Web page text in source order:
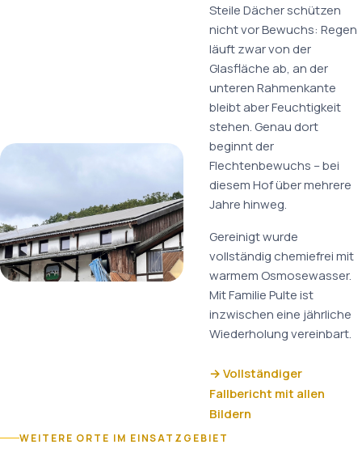
Steile Dächer schützen
nicht vor Bewuchs: Regen
läuft zwar von der
Glasfläche ab, an der
unteren Rahmenkante
bleibt aber Feuchtigkeit
stehen. Genau dort
beginnt der
Flechtenbewuchs – bei
diesem Hof über mehrere
Jahre hinweg.
Gereinigt wurde
vollständig chemiefrei mit
warmem Osmosewasser.
Mit Familie Pulte ist
inzwischen eine jährliche
Wiederholung vereinbart.
→ Vollständiger
Fallbericht mit allen
Bildern
WEITERE ORTE IM EINSATZGEBIET